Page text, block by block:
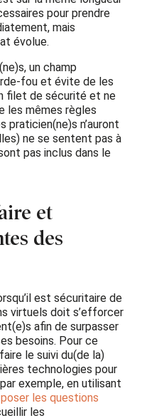
pour prendre
mais
évolue.
un champ
fou et évite de les
filet de sécurité et ne
les mêmes règles
praticien(ne)s n’auront
ne se sentent pas à
pas inclus dans le
et
des
est sécuritaire de
virtuels doit s’efforcer
afin de surpasser
besoins. Pour ce
le suivi du(de la)
technologies pour
exemple, en utilisant
les questions
les